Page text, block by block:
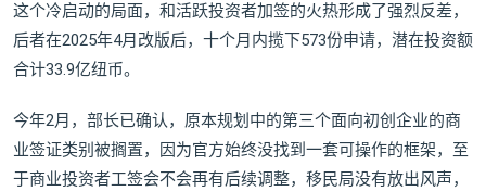
这个冷启动的局面，和活跃投资者加签的火热形成了强烈反差，
后者在2025年4月改版后，十个月内揽下573份申请，潜在投资额
合计33.9亿纽币。
今年2月，部长已确认，原本规划中的第三个面向初创企业的商
业签证类别被搁置，因为官方始终没找到一套可操作的框架，至
于商业投资者工签会不会再有后续调整，移民局没有放出风声，